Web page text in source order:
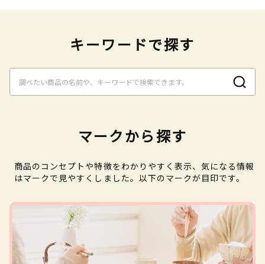
キーワードで探す
マークから探す
商品のコンセプトや特徴をわかりやすく表示、気になる情報
はマークで見やすくしました。以下のマークが目印です。